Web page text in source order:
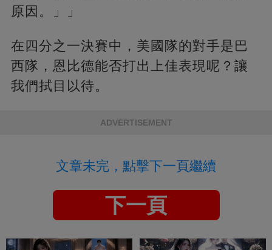
原因。」」
在四分之一決賽中，美國隊的對手是巴
西隊，恩比德能否打出上佳表現呢？讓
我們拭目以待。
ADVERTISEMENT
文章未完，點擊下一頁繼續
下一頁